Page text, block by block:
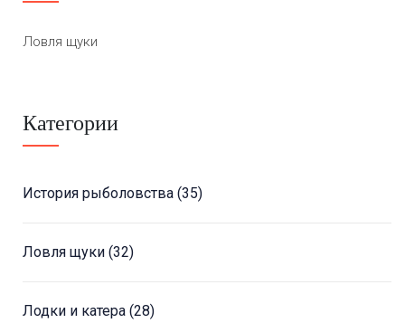
Ловля щуки
Категории
История рыболовства (35)
Ловля щуки (32)
Лодки и катера (28)